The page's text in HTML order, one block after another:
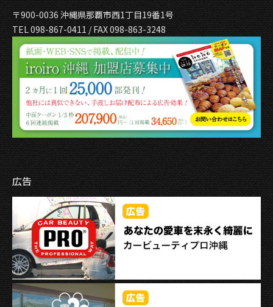
〒900-0036 沖縄県那覇市西1丁目19番1号
TEL 098-867-0411 / FAX 098-863-3248
広告